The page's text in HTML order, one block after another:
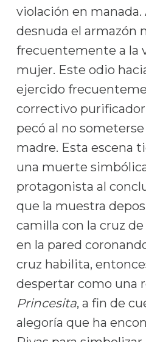
violación en
desnuda el armazón
frecuentemente a la
mujer. Este odio
ejercido
correctivo
pecó al no
madre. Esta escena
una muerte
protagonista al
que la muestra
camilla con la cruz
en la pared
cruz habilita,
despertar como una
Princesita, a fin de
alegoría que ha